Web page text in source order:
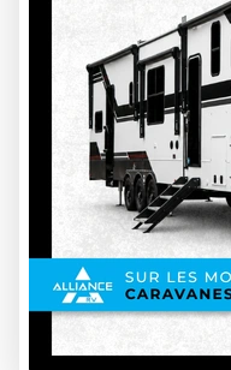
Privilégiez un système
pour fonctionner en
le gel de vos réservoirs
2. Prévoyez un
- Couvertures et sacs de
frontales, piles de
supplémentaires
sable ou sel pour
3. Planifiez votre
- Consultez les
Renseignez-vous sur les